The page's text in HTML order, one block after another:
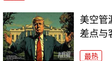
美空管
差点与
最热